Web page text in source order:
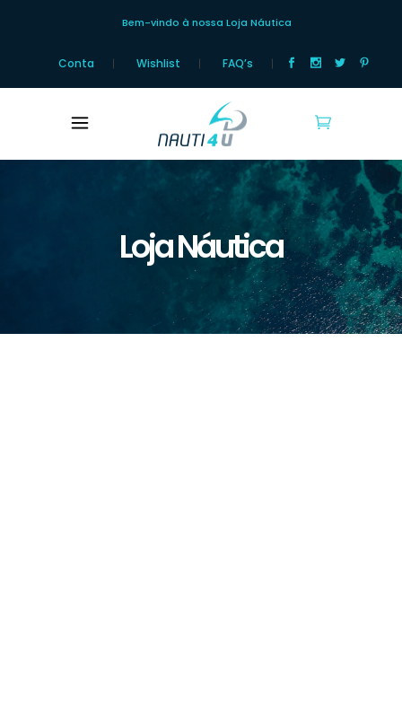
Bem-vindo à nossa Loja Náutica
Conta Wishlist FAQ’s
Loja Náutica